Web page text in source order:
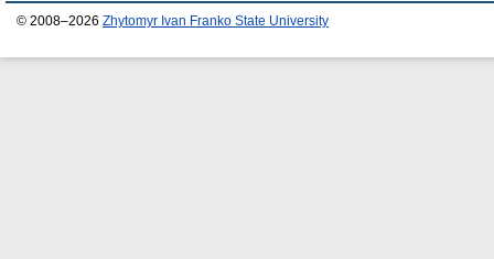
© 2008–2026 Zhytomyr Ivan Franko State University